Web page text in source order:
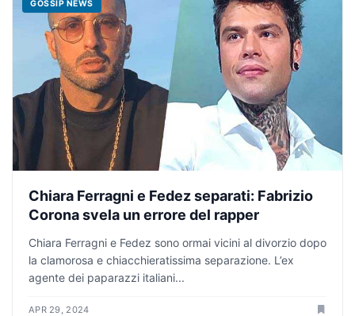
GOSSIP NEWS
Chiara Ferragni e Fedez separati: Fabrizio
Corona svela un errore del rapper
Chiara Ferragni e Fedez sono ormai vicini al divorzio dopo
la clamorosa e chiacchieratissima separazione. L’ex
agente dei paparazzi italiani...
APR 29, 2024